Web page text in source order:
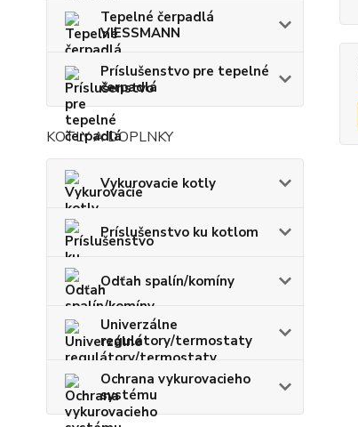
Tepelné čerpadlá
VIESSMANN
Príslušenstvo pre tepelné
čerpadlá
KOTLY A DOPLNKY
Vykurovacie kotly
Príslušenstvo ku kotlom
Odťah spalín/komíny
Univerzálne
regulátory/termostaty
Ochrana vykurovacieho
systému